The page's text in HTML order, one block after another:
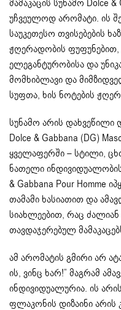
მამაკაცის სუნამო Dolce &
უჩვეულოდ არომატი. ის
საუკეთესო თვისებების
ჟღერადობის
ელეგანტურობისა და
მომხიბლავი და
სუფთა, ხის ნოტების
სუნამო არის
Dolce & Gabbana (DG)
ყველაფერში – სტილი,
ნათელი ინდივიდუალობის
& Gabbana Pour Homme
თამამი ხასიათით და
სიახლეებით, რაც
თავდაჯერებულ
ამ არომატის გმირი არ
ის, ვინც ხარ!” მაგრამ
ინდივიდუალურია. ის
ფლაკონის დიზაინი არის